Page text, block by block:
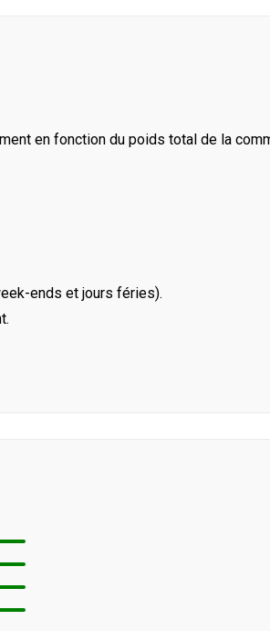
en fonction du poids total de la
ends et jours féries).